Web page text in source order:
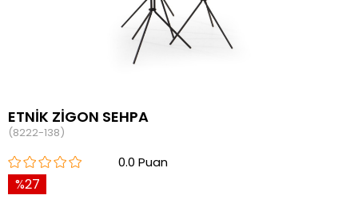
ETNİK ZİGON SEHPA
(8222-138)
0.0
27